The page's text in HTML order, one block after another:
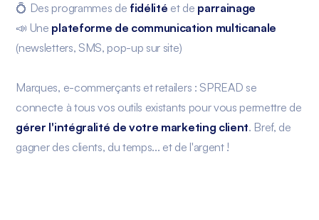
💍 Des programmes de fidélité et de parrainage
📣 Une plateforme de communication multicanale
(newsletters, SMS, pop-up sur site)
Marques, e-commerçants et retailers : SPREAD se
connecte à tous vos outils existants pour vous permettre de
gérer l'intégralité de votre marketing client. Bref, de
gagner des clients, du temps... et de l'argent !